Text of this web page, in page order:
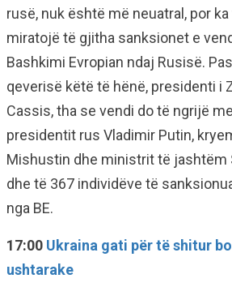
rusë, nuk është më neuatral, por
miratojë të gjitha sanksionet e
Bashkimi Evropian ndaj Rusisë.
qeverisë këtë të hënë, presidenti i
Cassis, tha se vendi do të ngrijë
presidentit rus Vladimir Putin,
Mishustin dhe ministrit të jashtëm
dhe të 367 individëve të
nga BE.
17:00 Ukraina gati për të shitur
ushtarake